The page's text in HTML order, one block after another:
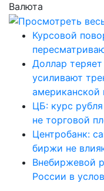
Валюта
Курсовой
Доллар
усиливают
американской
ЦБ: курс
не торговой
Центробанк:
биржи не
Внебиржевой
России в